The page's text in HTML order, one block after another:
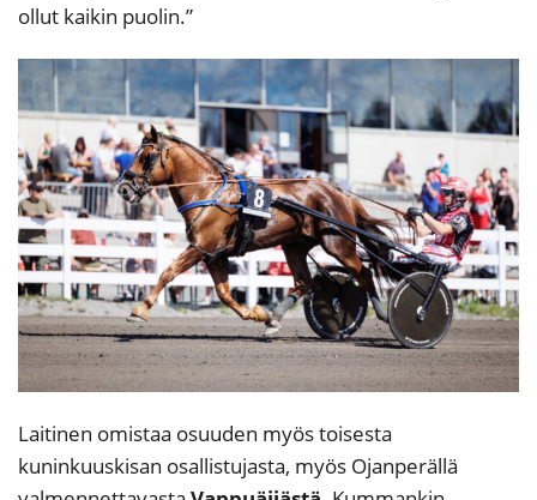
ollut kaikin puolin.”
Laitinen omistaa osuuden myös toisesta
kuninkuuskisan osallistujasta, myös Ojanperällä